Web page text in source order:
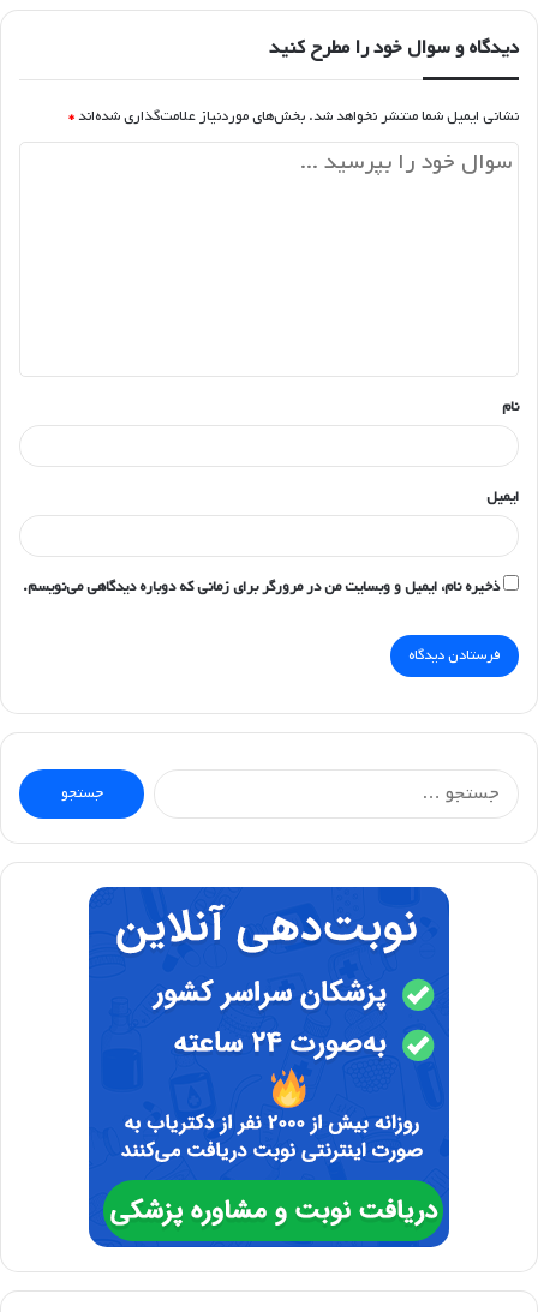
دیدگاه و سوال خود را مطرح کنید
نشانی ایمیل شما منتشر نخواهد شد. بخش‌های موردنیاز علامت‌گذاری شده‌اند *
*
نام
ایمیل
ذخیره نام، ایمیل و وبسایت من در مرورگر برای زمانی که دوباره دیدگاهی می‌نویسم.
جستجو
برای: